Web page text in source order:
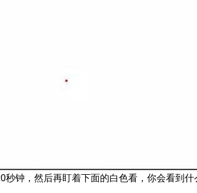
秒钟，然后再盯着下面的白色看，你会看到什